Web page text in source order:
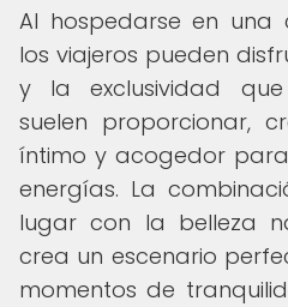
Al hospedarse en una
los viajeros pueden
y la exclusividad
suelen proporcionar,
íntimo y acogedor
energías. La
lugar con la belleza
crea un escenario
momentos de